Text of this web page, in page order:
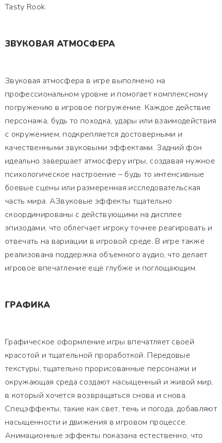
Tasty Rook.
ЗВУКОВАЯ АТМОСФЕРА
Звуковая атмосфера в игре выполнено на
профессиональном уровне и помогает комплексному
погружению в игровое погружение. Каждое действие
персонажа, будь то походка, удары или взаимодействия
с окружением, подкрепляется достоверными и
качественными звуковыми эффектами. Задний фон
идеально завершает атмосферу игры, создавая нужное
психологическое настроение – будь то интенсивные
боевые сцены или размеренная исследовательская
часть мира. АЗвуковые эффекты тщательно
скоординированы с действующими на дисплее
эпизодами, что облегчает игроку точнее реагировать и
отвечать на вариации в игровой среде. В игре также
реализована поддержка объемного аудио, что делает
игровое впечатление ещё глубже и поглощающим.
ГРАФИКА
Графическое оформление игры впечатляет своей
красотой и тщательной проработкой. Передовые
текстуры, тщательно прорисованные персонажи и
окружающая среда создают насыщенный и живой мир,
в который хочется возвращаться снова и снова.
Спецэффекты, такие как свет, тень и погода, добавляют
насыщенности и движения в игровом процессе.
Анимационные эффекты показана естественно, что